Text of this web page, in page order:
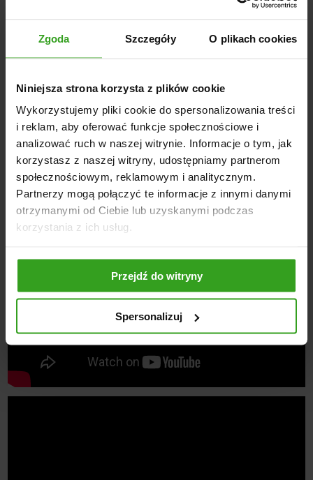
Zgoda Szczegóły O plikach cookies
Niniejsza strona korzysta z plików cookie
Wykorzystujemy pliki cookie do spersonalizowania treści
i reklam, aby oferować funkcje społecznościowe i
analizować ruch w naszej witrynie. Informacje o tym, jak
korzystasz z naszej witryny, udostępniamy partnerom
społecznościowym, reklamowym i analitycznym.
Partnerzy mogą połączyć te informacje z innymi danymi
otrzymanymi od Ciebie lub uzyskanymi podczas
korzystania z ich usług.
Przejdź do witryny
Spersonalizuj
Podsumowanie
dostępnego osprzętu, jest to maszyna, która z łatwością
poradzi sobie w różnych warunkach i przy różnorodnych
zadaniach. Jeśli szukasz kompaktowego ciągnika, który
spełni wszystkie Twoje wymagania, MT1.25 będzie
idealnym wyborem.
Postaw na LS Tractor MT1.25 – niezawodnego partnera
w codziennych zadaniach!